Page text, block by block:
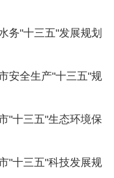
务"十三五"发展规划
安全生产"十三五"规
"十三五"生态环境保
"十三五"科技发展规